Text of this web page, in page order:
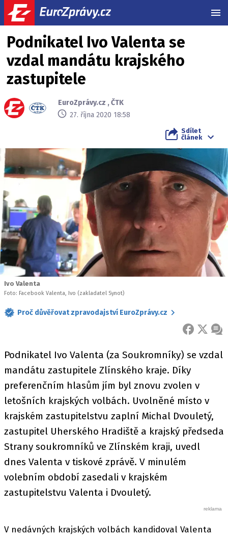
Podnikatel Ivo Valenta se
vzdal mandátu krajského
zastupitele
EuroZprávy.cz ,ČTK
27. října 2020 18:58
Sdílet
článek
Ivo Valenta
Foto: Facebook Valenta, Ivo (zakladatel Synot)
Proč důvěřovat zpravodajství EuroZprávy.cz
FACEBOOK
X
Podnikatel Ivo Valenta (za Soukromníky) se vzdal
mandátu zastupitele Zlínského kraje. Díky
preferenčním hlasům jím byl znovu zvolen v
letošních krajských volbách. Uvolněné místo v
krajském zastupitelstvu zaplní Michal Dvouletý,
zastupitel Uherského Hradiště a krajský předseda
Strany soukromníků ve Zlínském kraji, uvedl
dnes Valenta v tiskové zprávě. V minulém
volebním období zasedali v krajském
zastupitelstvu Valenta i Dvouletý.
V nedávných krajských volbách kandidoval Valenta